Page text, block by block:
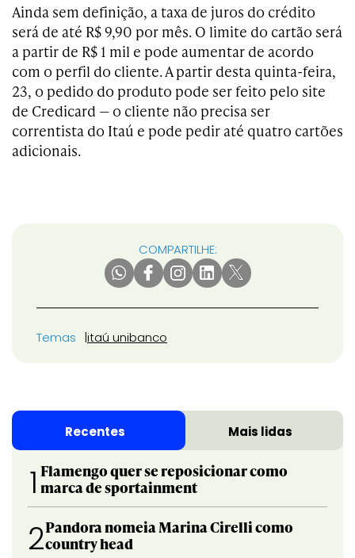
Ainda sem definição, a taxa de juros do crédito
será de até R$ 9,90 por mês. O limite do cartão será
a partir de R$ 1 mil e pode aumentar de acordo
com o perfil do cliente. A partir desta quinta-feira,
23, o pedido do produto pode ser feito pelo site
de Credicard — o cliente não precisa ser
correntista do Itaú e pode pedir até quatro cartões
adicionais.
COMPARTILHE:
Temas itaú unibanco
Recentes Mais lidas
1 Flamengo quer se reposicionar como
marca de sportainment
2Pandora nomeia Marina Cirelli como
country head